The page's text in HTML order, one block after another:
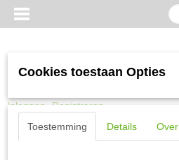
Inloggen Registreren
Cookies toestaan Opties
Toestemming Details Over